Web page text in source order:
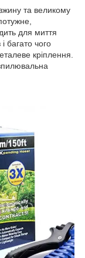
та великому
для миття
багато чого
кріплення.